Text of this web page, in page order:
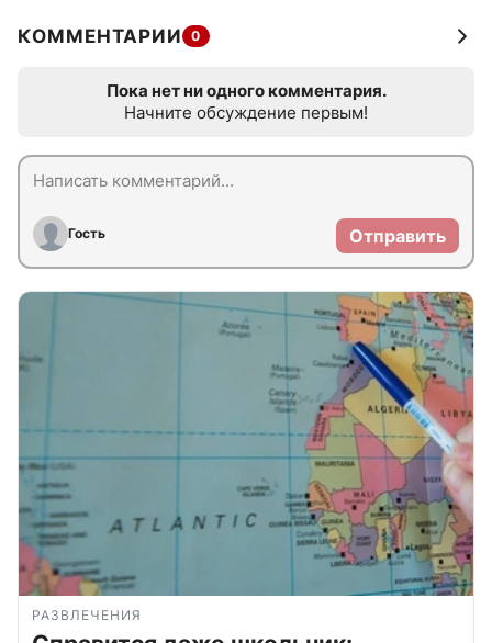
КОММЕНТАРИИ 0
Пока нет ни одного комментария.
Начните обсуждение первым!
Гость Отправить
РАЗВЛЕЧЕНИЯ